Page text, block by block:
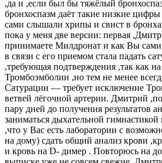
,да и ,если был бы тяжёлый
бронхоспазм даёт такие низкие
сами слышали хрипы и свист в
пока у меня две версии: первая
принимаете Милдронат и как Вы сами
в связи с его приемом стала падать
,требующая подтверждения ,так как
Тромбоэмболии ,но тем не менее
Сатурации — требует исключение
ветвей лёгочной артерии. Дмитрий
пару дней до получения результатов
заниматься дыхательной
,что у Вас есть лаборатории с
на дому) сдать общий анализ крови
и кровь на D- димер . Повторюсь на